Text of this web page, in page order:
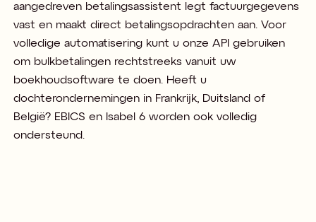
aangedreven betalingsassistent legt factuurgegevens
vast en maakt direct betalingsopdrachten aan. Voor
volledige automatisering kunt u onze API gebruiken
om bulkbetalingen rechtstreeks vanuit uw
boekhoudsoftware te doen. Heeft u
dochterondernemingen in Frankrijk, Duitsland of
België? EBICS en Isabel 6 worden ook volledig
ondersteund.